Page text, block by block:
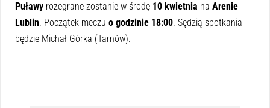
Puławy rozegrane zostanie w środę 10 kwietnia na Arenie
Lublin. Początek meczu o godzinie 18:00. Sędzią spotkania
będzie Michał Górka (Tarnów).